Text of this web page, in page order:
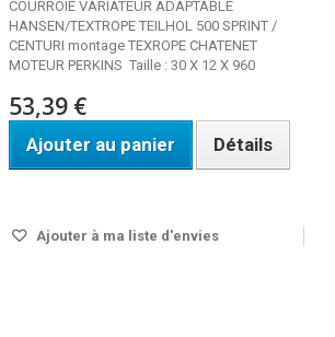
COURROIE VARIATEUR ADAPTABLE
HANSEN/TEXTROPE TEILHOL 500 SPRINT /
CENTURI montage TEXROPE CHATENET
MOTEUR PERKINS Taille : 30 X 12 X 960
53,39 €
Ajouter au panier Détails
Ajouter à ma liste d'envies